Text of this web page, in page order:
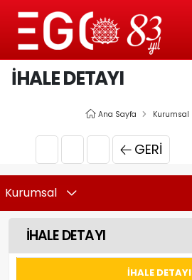
İHALE DETAYI
Ana Sayfa Kurumsal
GERI
Kurumsal
İHALE DETAYI
İHALE DETAYI